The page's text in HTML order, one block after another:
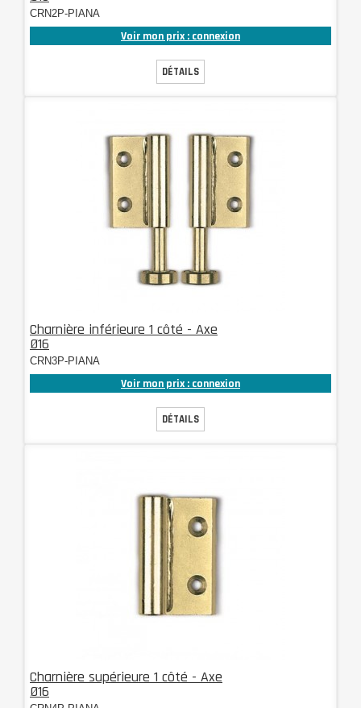
CRN2P-PIANA
Voir mon prix : connexion
DÉTAILS
Charnière inférieure 1 côté - Axe
Ø16
CRN3P-PIANA
Voir mon prix : connexion
DÉTAILS
Charnière supérieure 1 côté - Axe
Ø16